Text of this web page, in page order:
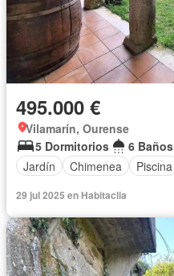
495.000 €
Vilamarín, Ourense
5 Dormitorios
6 Baños
Jardín
Chimenea Piscina
29 jul 2025 en Habitaclia